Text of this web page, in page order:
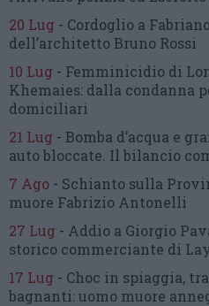
20 Lug - Cordoglio a
dell’architetto Bruno Rossi
10 Lug - Femminicidio di
Khemaies: dalla condanna
domiciliari
21 Lug - Bomba d’acqua e
auto bloccate. Il bilancio
7 Ago - Schianto sulla
muore Fabrizio Antonelli
27 Lug - Addio a Giorgio
storico commerciante di
17 Lug - Choc in spiaggia,
bagnanti:uomo muore